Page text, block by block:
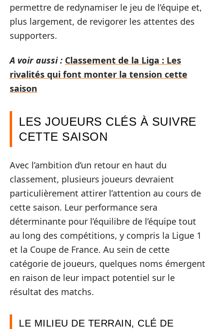
permettre de redynamiser le jeu de l’équipe et,
plus largement, de revigorer les attentes des
supporters.
A voir aussi : Classement de la Liga : Les
rivalités qui font monter la tension cette
saison
LES JOUEURS CLÉS À SUIVRE
CETTE SAISON
Avec l’ambition d’un retour en haut du
classement, plusieurs joueurs devraient
particulièrement attirer l’attention au cours de
cette saison. Leur performance sera
déterminante pour l’équilibre de l’équipe tout
au long des compétitions, y compris la Ligue 1
et la Coupe de France. Au sein de cette
catégorie de joueurs, quelques noms émergent
en raison de leur impact potentiel sur le
résultat des matchs.
LE MILIEU DE TERRAIN, CLÉ DE